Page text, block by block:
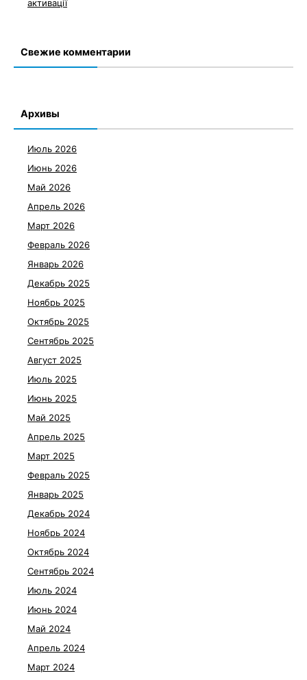
активації
Свежие комментарии
Архивы
Июль 2026
Июнь 2026
Май 2026
Апрель 2026
Март 2026
Февраль 2026
Январь 2026
Декабрь 2025
Ноябрь 2025
Октябрь 2025
Сентябрь 2025
Август 2025
Июль 2025
Июнь 2025
Май 2025
Апрель 2025
Март 2025
Февраль 2025
Январь 2025
Декабрь 2024
Ноябрь 2024
Октябрь 2024
Сентябрь 2024
Июль 2024
Июнь 2024
Май 2024
Апрель 2024
Март 2024